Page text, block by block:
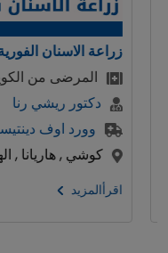
زراعة الاسنان الفورية
المرضى من الكويت
دكتور ريشي رنا
وورد اوف
كوشي , هاريانا , الهند
اقرأالمزيد